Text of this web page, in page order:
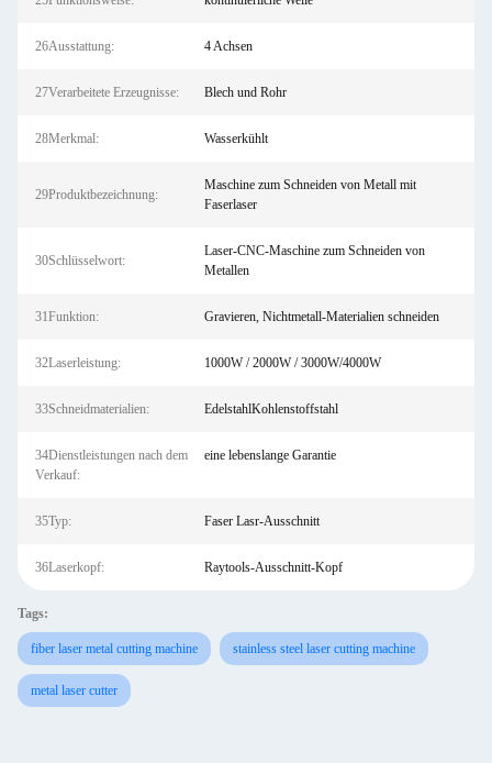
26Ausstattung: 4 Achsen
27Verarbeitete Erzeugnisse: Blech und Rohr
28Merkmal: Wasserkühlt
29Produktbezeichnung:
Maschine zum Schneiden von Metall mit
Faserlaser
30Schlüsselwort:
Laser-CNC-Maschine zum Schneiden von
Metallen
31Funktion: Gravieren, Nichtmetall-Materialien schneiden
32Laserleistung: 1000W / 2000W / 3000W/4000W
33Schneidmaterialien: EdelstahlKohlenstoffstahl
34Dienstleistungen nach dem
Verkauf:
eine lebenslange Garantie
35Typ: Faser Lasr-Ausschnitt
36Laserkopf: Raytools-Ausschnitt-Kopf
Tags:
fiber laser metal cutting machine stainless steel laser cutting machine
metal laser cutter